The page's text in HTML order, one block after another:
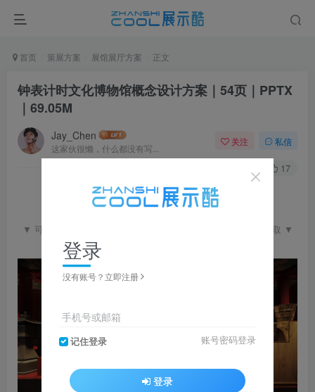
首页 策展方案 展馆展厅方案 正文
钟表计时文化博物馆概念设计方案｜54页｜PPTX
｜69.05M
Jay_Chen
这家伙很懒，什么都没有写...
关注 私信
17
▼ 可点击查看完整图片并左右滑动浏览，更多资料在下载区获取 ▼
登录
没有账号？立即注册
手机号或邮箱
记住登录 账号密码登录
登录